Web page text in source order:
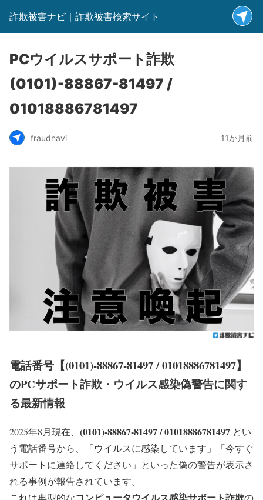
詐欺被害ナビ｜詐欺被害検索サイト
PCウイルスサポート詐欺
(0101)-88867-81497 /
01018886781497
fraudnavi 11か月前
電話番号【(0101)-88867-81497 / 01018886781497】
のPCサポート詐欺・ウイルス感染偽警告に関す
る最新情報
2025年8月現在、 (0101)-88867-81497 / 01018886781497 とい
う電話番号から、
「ウイルスに感染しています」「今すぐ
サポートに連絡してください」 といった偽の警告が表示さ
れる事例が報告されています。
これは典型的なコンピュータウイルス感染サポート詐欺の